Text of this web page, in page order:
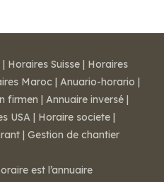
| Horaires Suisse | Horaires
Maroc | Anuario-horario |
firmen | Annuaire inversé |
USA | Horaire societe |
| Gestion de chantier
est l’annuaire